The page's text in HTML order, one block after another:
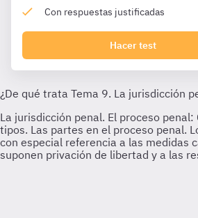
Con respuestas justificadas
Hacer test